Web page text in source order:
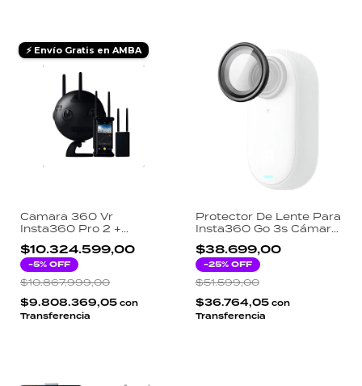
⚡ Envío Gratis en AMBA
Camara 360 Vr
Insta360 Pro 2 +
Farsight Standard
Edition
$10.324.599,00
-5% OFF
$10.867.999,00
$9.808.369,05 con
Transferencia
Protector De Lente Para
Insta360 Go 3s Cámara
De Acción
$38.699,00
-25% OFF
$51.599,00
$36.764,05 con
Transferencia